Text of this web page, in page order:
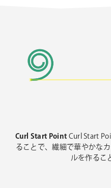
Curl Start Point Curl Start
ることで、繊細で華やかな
ルを作るこ